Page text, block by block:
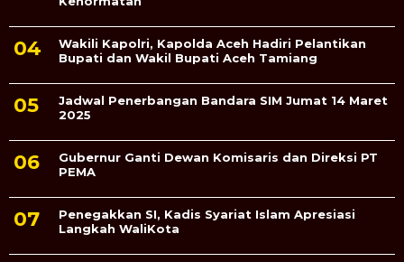
Wakili Kapolri, Kapolda Aceh Hadiri Pelantikan
Bupati dan Wakil Bupati Aceh Tamiang
Jadwal Penerbangan Bandara SIM Jumat 14 Maret
2025
Gubernur Ganti Dewan Komisaris dan Direksi PT
PEMA
Penegakkan SI, Kadis Syariat Islam Apresiasi
Langkah WaliKota